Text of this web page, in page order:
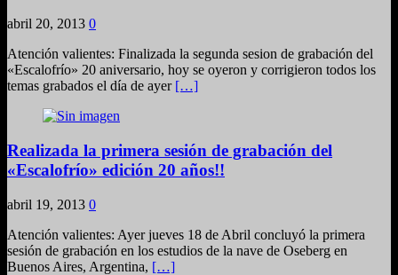
abril 20, 2013 0
Atención valientes: Finalizada la segunda sesion de grabación del
«Escalofrío» 20 aniversario, hoy se oyeron y corrigieron todos los
temas grabados el día de ayer […]
Realizada la primera sesión de grabación del
«Escalofrío» edición 20 años!!
abril 19, 2013 0
Atención valientes: Ayer jueves 18 de Abril concluyó la primera
sesión de grabación en los estudios de la nave de Oseberg en
Buenos Aires, Argentina, […]